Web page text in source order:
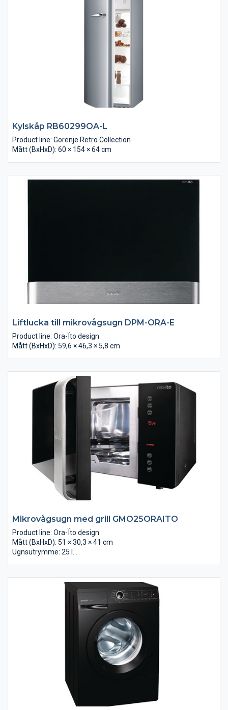
Kylskåp RB60299OA-L
Product line: Gorenje Retro Collection
Mått (BxHxD): 60 × 154 × 64 cm
Liftlucka till mikrovågsugn DPM-ORA-E
Product line: Ora-Ïto design
Mått (BxHxD): 59,6 × 46,3 × 5,8 cm
Mikrovågsugn med grill GMO25ORAITO
Product line: Ora-Ïto design
Mått (BxHxD): 51 × 30,3 × 41 cm
Ugnsutrymme: 25 l
Ovnrum materiale: Rostfritt ugnsutrymme